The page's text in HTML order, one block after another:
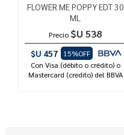
FLOWER ME POPPY EDT 30
ML
Precio $U 538
$U 457
15%OFF
Con Visa (débito o crédito) o
Mastercard (credito) del BBVA